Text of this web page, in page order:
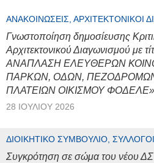
ΑΝΑΚΟΙΝΏΣΕΙΣ, ΑΡΧΙΤΕΚΤΟΝΙΚΟΊ
Γνωστοποίηση δημοσίευσης
Αρχιτεκτονικού Διαγωνισμού
ΑΝΑΠΛΑΣΗ ΕΛΕΥΘΕΡΩΝ
ΠΑΡΚΩΝ, ΟΔΩΝ,
ΠΛΑΤΕΙΩΝ ΟΙΚΙΣΜΟΥ ΦΟΔΕΛΕ»
28 ΙΟΥΛΊΟΥ 2026
ΔΙΟΙΚΗΤΙΚΌ ΣΥΜΒΟΎΛΙΟ,
Συγκρότηση σε σώμα του νέου